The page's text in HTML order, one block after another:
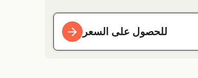
للحصول على السعر